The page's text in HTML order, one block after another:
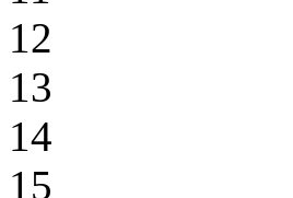
12
13
14
15